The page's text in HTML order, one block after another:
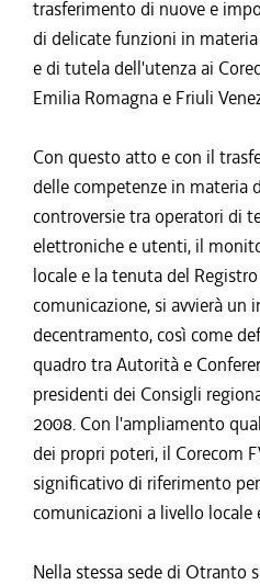
trasferimento di nuove e
di delicate funzioni in
e di tutela dell'utenza ai
Emilia Romagna e Friuli
Con questo atto e con il
delle competenze in materia
controversie tra operatori di
elettroniche e utenti, il
locale e la tenuta del
comunicazione, si avvierà un
decentramento, così come
quadro tra Autorità e
presidenti dei Consigli
2008. Con l'ampliamento
dei propri poteri, il Corecom
significativo di riferimento
comunicazioni a livello
Nella stessa sede di Otranto